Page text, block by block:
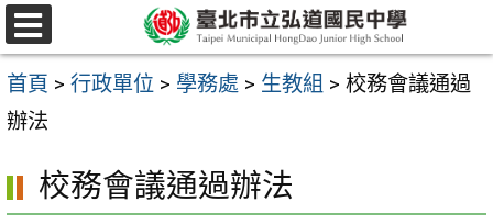
跳
至
主
要
容
選
單
首頁 > 行政單位 > 學務處 > 生教組 > 校務會議通過
辦法
校務會議通過辦法